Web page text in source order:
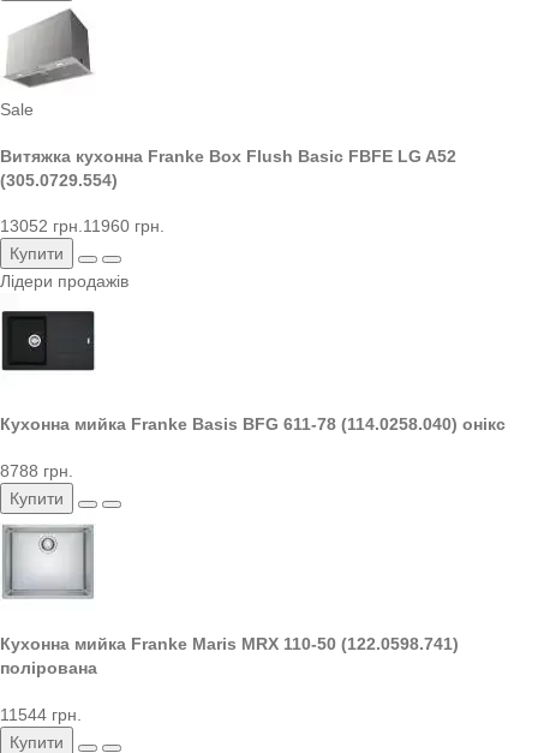
Sale
Витяжка кухонна Franke Box Flush Basic FBFE LG A52
(305.0729.554)
13052 грн.11960 грн.
Купити
Лідери продажів
Кухонна мийка Franke Basis BFG 611-78 (114.0258.040) онікс
8788 грн.
Купити
Кухонна мийка Franke Maris MRX 110-50 (122.0598.741)
полірована
11544 грн.
Купити